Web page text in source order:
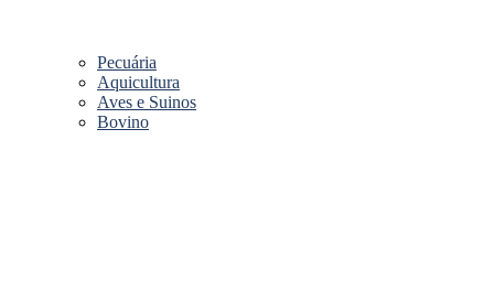
Pecuária
Aquicultura
Aves e Suinos
Bovino